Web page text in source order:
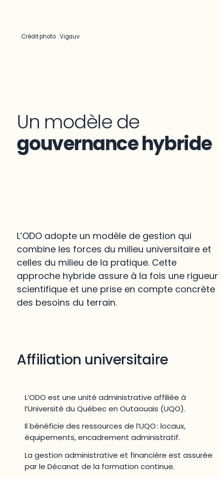
Crédit photo : Vigauv
Un modèle de
gouvernance hybride
L’ODO adopte un modèle de gestion qui
combine les forces du milieu universitaire et
celles du milieu de la pratique. Cette
approche hybride assure à la fois une rigueur
scientifique et une prise en compte concrète
des besoins du terrain.
Affiliation universitaire
L’ODO est une unité administrative affiliée à
l’Université du Québec en Outaouais (UQO).
Il bénéficie des ressources de l’UQO : locaux,
équipements, encadrement administratif.
La gestion administrative et financière est assurée
par le Décanat de la formation continue.